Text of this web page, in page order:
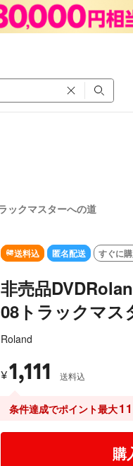
クマスターへの道
送料込 匿名配送 すぐに
非売品
08トラックマス
Roland
¥1,111 送料込
条件達成でポイント最大11
購